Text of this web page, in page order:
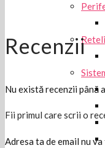
Recenzii
Nu există recenzii până
Fii primul care scrii o
Adresa ta de email nu